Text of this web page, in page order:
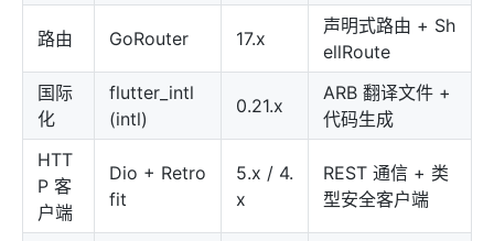
路由 GoRouter 17.x
声明式路由 + Sh
ellRoute
国际
化
flutter_intl
(intl)
0.21.x
ARB 翻译文件 +
代码生成
HTT
P 客
户端
Dio + Retro
fit
5.x / 4.
x
REST 通信 + 类
型安全客户端